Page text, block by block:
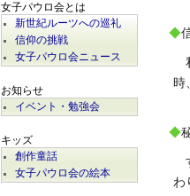
女子パウロ会とは
新世紀ルーツへの巡礼
信仰の挑戦
女子パウロ会ニュース
お知らせ
イベント・勉強会
キッズ
創作童話
女子パウロ会の絵本
◆
時
◆
わ